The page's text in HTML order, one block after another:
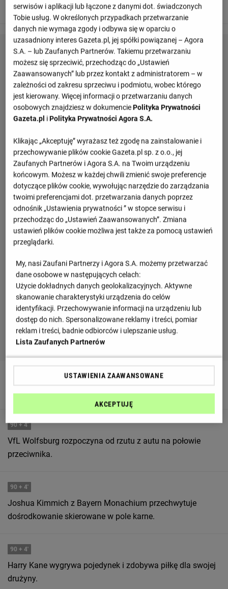
swojej drużyny.
VfL Wolfsburg próbuja stworzyć jakąś akcję.
90+ 4'
VfL Wolfsburg rozpoczyna od rzutu z autu na połowie
przeciwnika.
90 + 4'
Joshua Kimmich z Bayern Monachium przechwytuje
dośrodkowanie skierowane w pole karne.
90 + 4'
Harry Kane wygrywa pojedynek i zdobywa piłkę dla swojej
drużyny.
serwisów i aplikacji lub łączone z danymi dot. świadczonych
Tobie usług. W określonych przypadkach przetwarzanie
danych nie wymaga zgody i odbywa się w oparciu o
uzasadniony interes Gazeta.pl, jej spółki powiązanej – Agora
S.A. – lub Zaufanych Partnerów. Takiemu przetwarzaniu
możesz się sprzeciwić, przechodząc do „Ustawień
Zaawansowanych” lub przez kontakt z administratorem – w
zależności od zakresu sprzeciwu i podmiotu, wobec którego
jest kierowany. Więcej informacji o przetwarzaniu danych
osobowych znajdziesz w dokumencie Polityka Prywatności
Gazeta.pl i Polityka Prywatności Agora S.A.
Klikając „Akceptuję” wyrażasz też zgodę na zainstalowanie i
przechowywanie plików cookie Gazeta.pl sp. z o.o., jej
Zaufanych Partnerów i Agora S.A. na Twoim urządzeniu
końcowym. Możesz w każdej chwili zmienić swoje preferencje
dotyczące plików cookie, wywołując narzędzie do zarządzania
twoimi preferencjami dot. przetwarzania danych poprzez
odnośnik „Ustawienia prywatności ” w stopce serwisu i
przechodząc do „Ustawień Zaawansowanych”. Zmiana
ustawień plików cookie możliwa jest także za pomocą ustawień
przeglądarki.
My, nasi Zaufani Partnerzy i Agora S.A. możemy przetwarzać
dane osobowe w następujących celach:
Użycie dokładnych danych geolokalizacyjnych. Aktywne
skanowanie charakterystyki urządzenia do celów
identyfikacji. Przechowywanie informacji na urządzeniu lub
dostęp do nich. Spersonalizowane reklamy i treści, pomiar
reklam i treści, badnie odbiorców i ulepszanie usług.
Lista Zaufanych Partnerów
USTAWIENIA ZAAWANSOWANE
AKCEPTUJĘ